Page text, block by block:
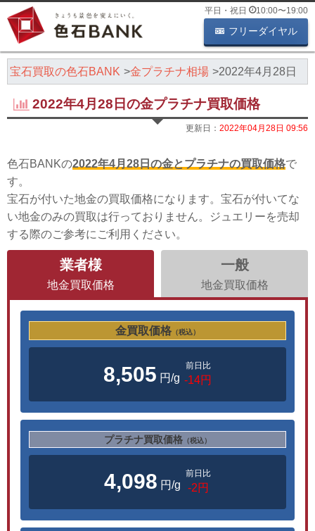
平日・祝日 10:00〜19:00
フリーダイヤル
宝石買取の色石BANK 金プラチナ相場 2022年4月28日
2022年4月28日の金プラチナ買取価格
更新日： 2022年04月28日 09:56
色石BANKの2022年4月28日の金とプラチナの買取価格で
す。
宝石が付いた地金の買取価格になります。宝石が付いてな
い地金のみの買取は行っておりません。ジュエリーを売却
する際のご参考にご利用ください。
業者様
地金買取価格
一般
地金買取価格
金買取価格 （税込）
8,505 円/g
前日比
-14円
プラチナ買取価格 （税込）
4,098 円/g
前日比
-2円